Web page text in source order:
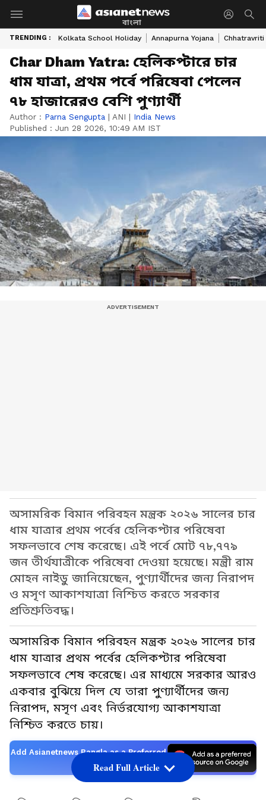
বাংলা
TRENDING : Kolkata School Holiday Annapurna Yojana Chhatravriti
Char Dham Yatra: হেলিকপ্টারে চার
ধাম যাত্রা, প্রথম পর্বে পরিষেবা পেলেন
৭৮ হাজারেরও বেশি পুণ্যার্থী
Author : Parna Sengupta | ANI | India News
Published : Jun 28 2026, 10:49 AM IST
অসামরিক বিমান পরিবহন মন্ত্রক ২০২৬ সালের চার
ধাম যাত্রার প্রথম পর্বের হেলিকপ্টার পরিষেবা
সফলভাবে শেষ করেছে। এই পর্বে মোট ৭৮,৭৭৯
জন তীর্থযাত্রীকে পরিষেবা দেওয়া হয়েছে। মন্ত্রী রাম
মোহন নাইডু জানিয়েছেন, পুণ্যার্থীদের জন্য নিরাপদ
ও মসৃণ আকাশযাত্রা নিশ্চিত করতে সরকার
প্রতিশ্রুতিবদ্ধ।
অসামরিক বিমান পরিবহন মন্ত্রক ২০২৬ সালের চার
ধাম যাত্রার প্রথম পর্বের হেলিকপ্টার পরিষেবা
সফলভাবে শেষ করেছে। এর মাধ্যমে সরকার আরও
একবার বুঝিয়ে দিল যে তারা পুণ্যার্থীদের জন্য
নিরাপদ, মসৃণ এবং নির্ভরযোগ্য আকাশযাত্রা
নিশ্চিত করতে চায়।
Add Asianetnews Bangla as a Preferred
SourceRead Full Article